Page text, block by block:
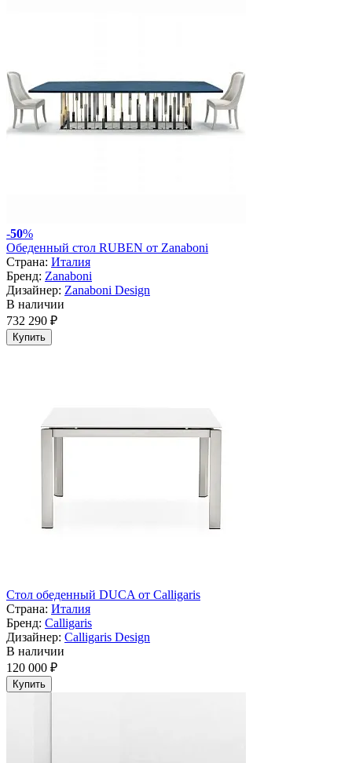
-50%
Обеденный стол RUBEN от Zanaboni
Страна: Италия
Бренд: Zanaboni
Дизайнер: Zanaboni Design
В наличии
732 290 ₽
Купить
Cтол обеденный DUCA от Calligaris
Страна: Италия
Бренд: Calligaris
Дизайнер: Calligaris Design
В наличии
120 000 ₽
Купить